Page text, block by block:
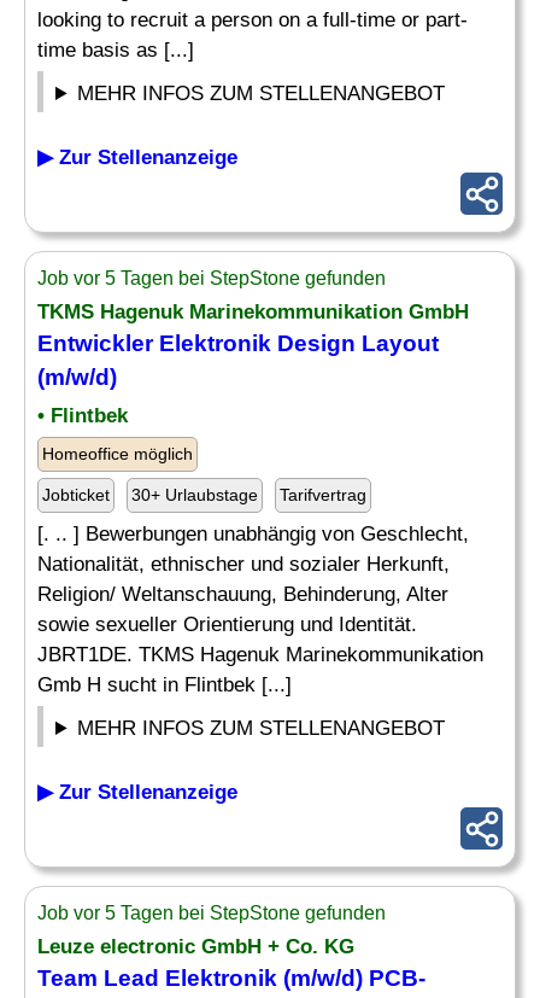
looking to recruit a person on a full-time or part-
time basis as [...]
MEHR INFOS ZUM STELLENANGEBOT
▶ Zur Stellenanzeige
Job vor 5 Tagen bei StepStone gefunden
TKMS Hagenuk Marinekommunikation GmbH
Entwickler Elektronik Design Layout
(m/w/d)
• Flintbek
Homeoffice möglich
Jobticket 30+ Urlaubstage Tarifvertrag
[. .. ] Bewerbungen unabhängig von Geschlecht,
Nationalität, ethnischer und sozialer Herkunft,
Religion/ Weltanschauung, Behinderung, Alter
sowie sexueller Orientierung und Identität.
JBRT1DE. TKMS Hagenuk Marinekommunikation
Gmb H sucht in Flintbek [...]
MEHR INFOS ZUM STELLENANGEBOT
▶ Zur Stellenanzeige
Job vor 5 Tagen bei StepStone gefunden
Leuze electronic GmbH + Co. KG
Team Lead Elektronik (m/w/d) PCB-